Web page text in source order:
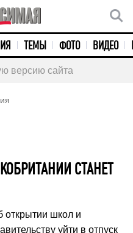
ТЕМЫ ФОТО ВИДЕО
версию сайта
СТАНЕТ
открытии школ и
уйти в отпуск